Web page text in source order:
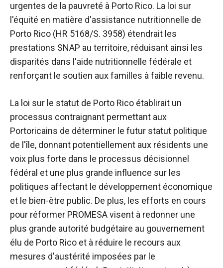
urgentes de la pauvreté à Porto Rico. La loi sur
l'équité en matière d'assistance nutritionnelle de
Porto Rico (HR 5168/S. 3958) étendrait les
prestations SNAP au territoire, réduisant ainsi les
disparités dans l'aide nutritionnelle fédérale et
renforçant le soutien aux familles à faible revenu.
La loi sur le statut de Porto Rico établirait un
processus contraignant permettant aux
Portoricains de déterminer le futur statut politique
de l'île, donnant potentiellement aux résidents une
voix plus forte dans le processus décisionnel
fédéral et une plus grande influence sur les
politiques affectant le développement économique
et le bien-être public. De plus, les efforts en cours
pour réformer PROMESA visent à redonner une
plus grande autorité budgétaire au gouvernement
élu de Porto Rico et à réduire le recours aux
mesures d'austérité imposées par le